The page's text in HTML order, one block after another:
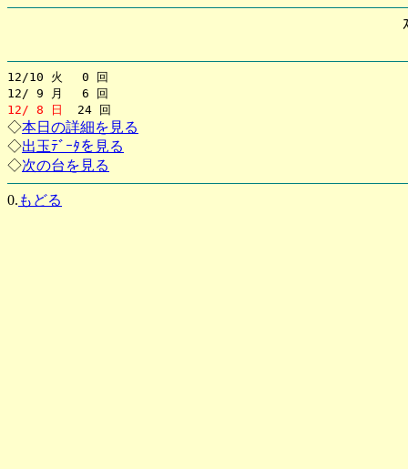
12/10 火 0 回
12/ 9 月 6 回
12/ 8 日
24 回
◇本日の詳細を見る
◇出玉ﾃﾞｰﾀを見る
◇次の台を見る
0. もどる